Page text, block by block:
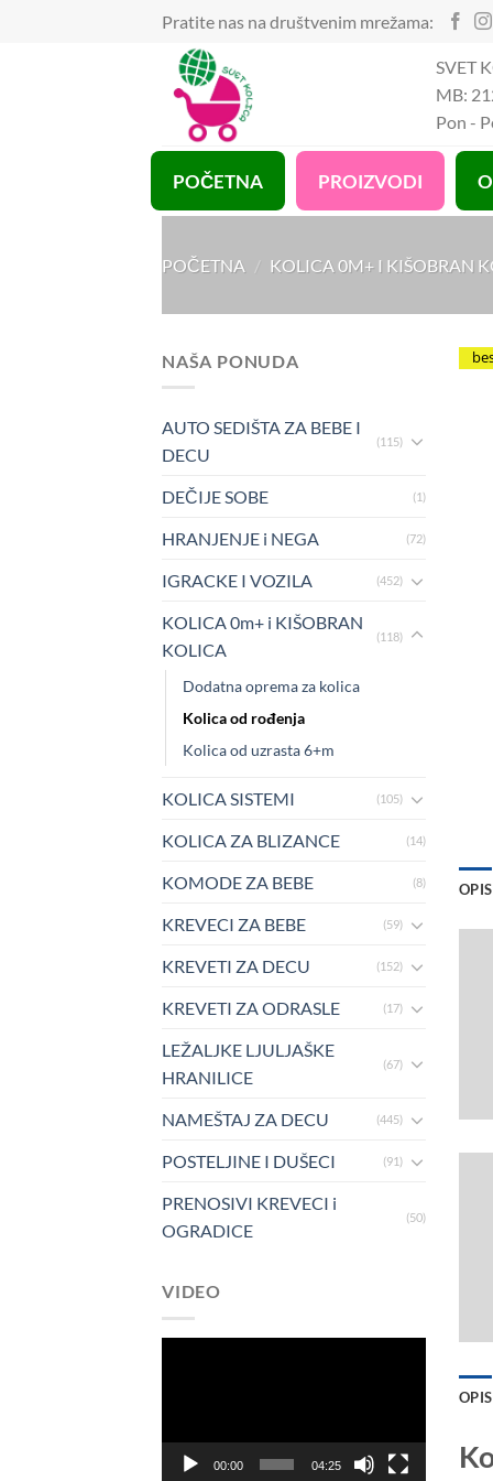
Pratite nas na društvenim mrežama:
SVET
MB:
Pon -
POČETNA PROIZVODI
POČETNA / KOLICA 0M+ I KIŠOBRAN
NAŠA PONUDA
AUTO SEDIŠTA ZA BEBE I
DECU
(115)
DEČIJE SOBE (1)
HRANJENJE i NEGA (72)
IGRACKE I VOZILA (452)
KOLICA 0m+ i KIŠOBRAN
KOLICA
(118)
Dodatna oprema za kolica
Kolica od rođenja
Kolica od uzrasta 6+m
KOLICA SISTEMI (105)
KOLICA ZA BLIZANCE (14)
KOMODE ZA BEBE (8)
KREVECI ZA BEBE (59)
KREVETI ZA DECU (152)
KREVETI ZA ODRASLE (17)
LEŽALJKE LJULJAŠKE
HRANILICE
(67)
NAMEŠTAJ ZA DECU (445)
POSTELJINE I DUŠECI (91)
PRENOSIVI KREVECI i
OGRADICE
(50)
VIDEO
00:00 04:25
OPIS
OPIS